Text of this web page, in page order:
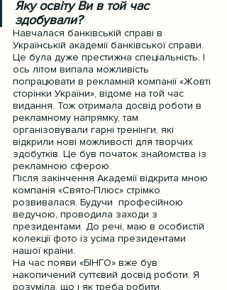
Яку освіту Ви в той час
здобували?
Навчалася банківській справі в
Українській академії банківської справи.
Це була дуже престижна спеціальність. І
ось літом випала можливість
попрацювати в рекламній компанії «Жовті
сторінки України», відоме на той час
видання. Тож отримала досвід роботи в
рекламному напрямку, там
організовували гарні тренінги, які
відкрили нові можливості для творчих
здобутків. Це був початок знайомства із
рекламною сферою.
Після закінчення Академії відкрита мною
компанія «Свято-Плюс» стрімко
розвивалася. Будучи  професійною
ведучою, проводила заходи з
президентами. До речі, маю в особистій
колекції фото із усіма президентами
нашої країни.
На час появи «БІНГО» вже був
накопичений суттєвий досвід роботи. Я
розуміла, що і як треба робити.